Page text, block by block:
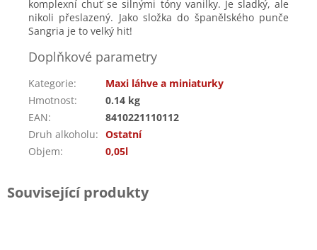
komplexní chuť se silnými tóny vanilky. Je sladký, ale
nikoli přeslazený. Jako složka do španělského punče
Sangria je to velký hit!
Doplňkové parametry
Kategorie:
Maxi láhve a miniaturky
Hmotnost:
0.14 kg
EAN:
8410221110112
Druh alkoholu: Ostatní
Objem: 0,05l
Související produkty